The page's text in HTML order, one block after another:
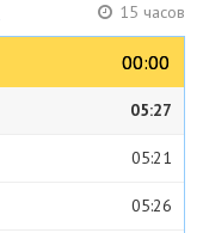
15 часов
00:00
00:00
05:27
05:21
05:26